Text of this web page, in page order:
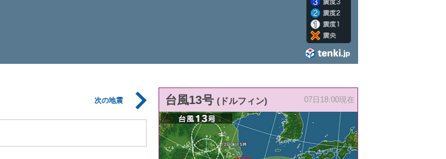
次の地震 台風13号 (ドルフィン) 07日18:00現在